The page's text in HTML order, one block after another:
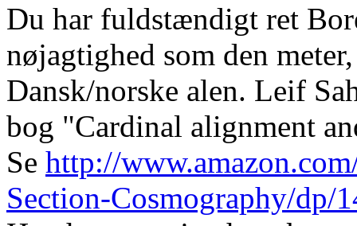
Du har fuldstændigt ret
nøjagtighed som den
Dansk/norske alen. Leif
bog "Cardinal alignment
Se http://
Section-Cosmography/dp/